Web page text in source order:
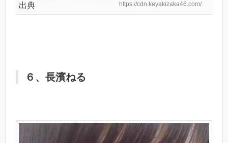
出典 https://cdn.keyakizaka46.com/
６、長濱ねる